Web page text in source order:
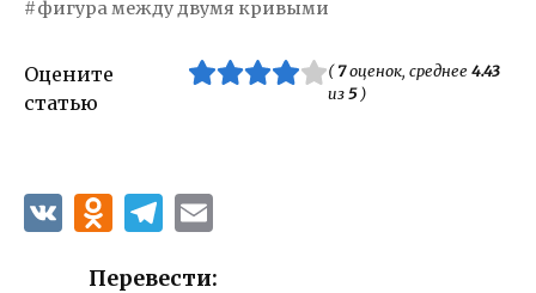
фигура между двумя кривыми
Оцените
статью
(7оценок, среднее4.43
из5)
Перевести: